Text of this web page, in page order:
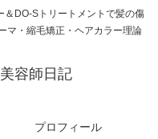
＆DO-Sトリートメントで髪の傷
マ・縮毛矯正・ヘアカラー理論
容師日記
プロフィール